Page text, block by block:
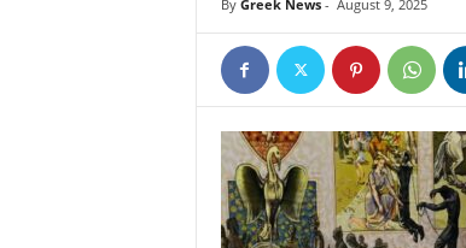
By Greek News- August 9, 2025